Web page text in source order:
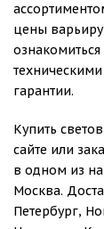
цены
гарантии.
Купить
сайте или
в одном из
Москва.
Петербург,